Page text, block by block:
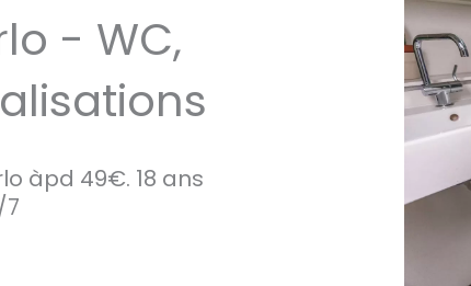
- WC,
àpd 49€. 18 ans